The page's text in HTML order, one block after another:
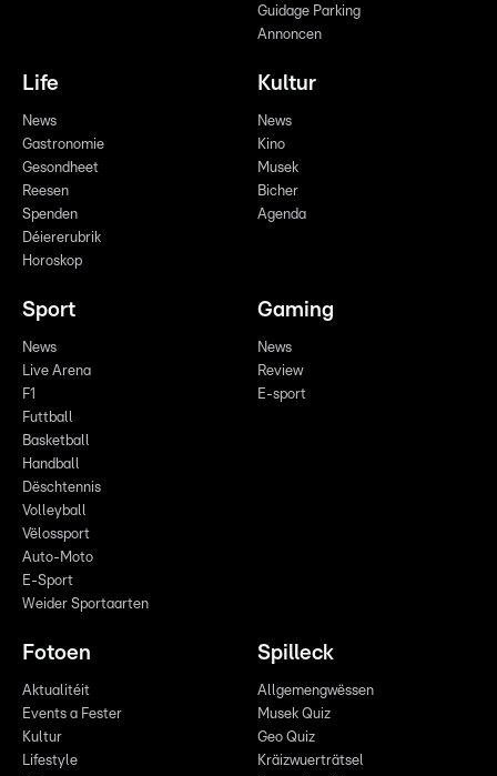
Guidage Parking
Annoncen
Life
News
Gastronomie
Gesondheet
Reesen
Spenden
Déiererubrik
Horoskop
Kultur
News
Kino
Musek
Bicher
Agenda
Sport
News
Live Arena
F1
Futtball
Basketball
Handball
Dëschtennis
Volleyball
Vëlossport
Auto-Moto
E-Sport
Weider Sportaarten
Gaming
News
Review
E-sport
Fotoen
Aktualitéit
Events a Fester
Kultur
Lifestyle
Spilleck
Allgemengwëssen
Musek Quiz
Geo Quiz
Kräizwuerträtsel